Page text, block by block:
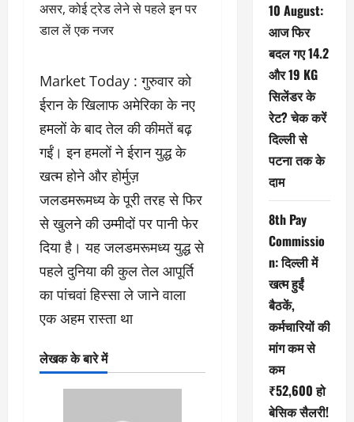
Market Today : गुरुवार को
ईरान के खिलाफ अमेरिका के नए
हमलों के बाद तेल की कीमतें बढ़
गईं। इन हमलों ने ईरान युद्ध के
खत्म होने और होर्मुज़
जलडमरूमध्य के पूरी तरह से फिर
से खुलने की उम्मीदों पर पानी फेर
दिया है। यह जलडमरूमध्य युद्ध से
पहले दुनिया की कुल तेल आपूर्ति
का पांचवां हिस्सा ले जाने वाला
एक अहम रास्ता था
लेखक के बारे में
10 August:
आज फिर
बदल गए 14.2
और 19 KG
सिलेंडर के
रेट? चेक करें
दिल्ली से
पटना तक के
दाम
8th Pay
Commissio
n: दिल्ली में
खत्म हुईं
बैठकें,
कर्मचारियों की
मांग कम से
कम
₹52,600 हो
बेसिक सैलरी!